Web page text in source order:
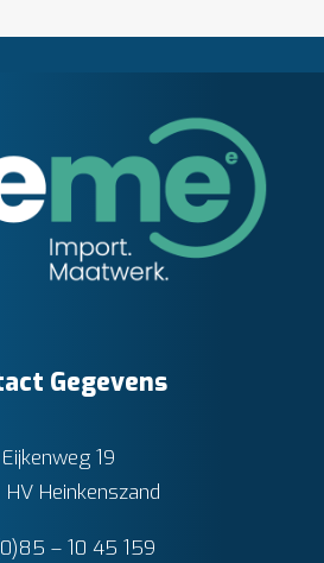
Gegevens
Eijkenweg 19
Heinkenszand
– 10 45 159